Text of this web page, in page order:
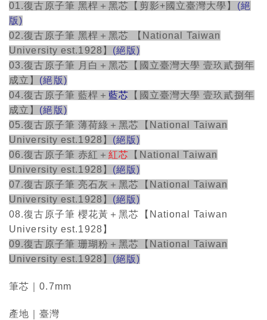
01.復古原子筆 黑桿＋黑芯【剪影+國立臺灣大學】 (絕
版)
02.復古原子筆 黑桿＋黑芯 【National Taiwan
University est.1928】 (絕版)
03.復古原子筆 月白＋黑芯【國立臺灣大學 壹玖貳捌年
成立】 (絕版)
04.復古原子筆 藍桿＋ 藍芯 【國立臺灣大學 壹玖貳捌年
成立】 (絕版)
05.復古原子筆 薄荷綠＋黑芯【National Taiwan
University est.1928】 (絕版)
06.復古原子筆 赤紅＋紅芯 【National Taiwan
University est.1928】 (絕版)
07.復古原子筆 亮石灰＋黑芯【National Taiwan
University est.1928】 (絕版)
08.復古原子筆 櫻花黃＋黑芯【National Taiwan
University est.1928】
09.復古原子筆 珊瑚粉＋黑芯【National Taiwan
University est.1928】 (絕版)
筆芯｜0.7mm
產地｜臺灣